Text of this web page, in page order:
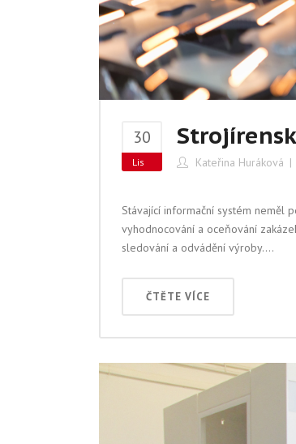
30
Lis Kateřina Huráková
Stávající informační systém neměl
vyhodnocování a oceňování
sledování a odvádění výroby....
ČTĚTE VÍCE